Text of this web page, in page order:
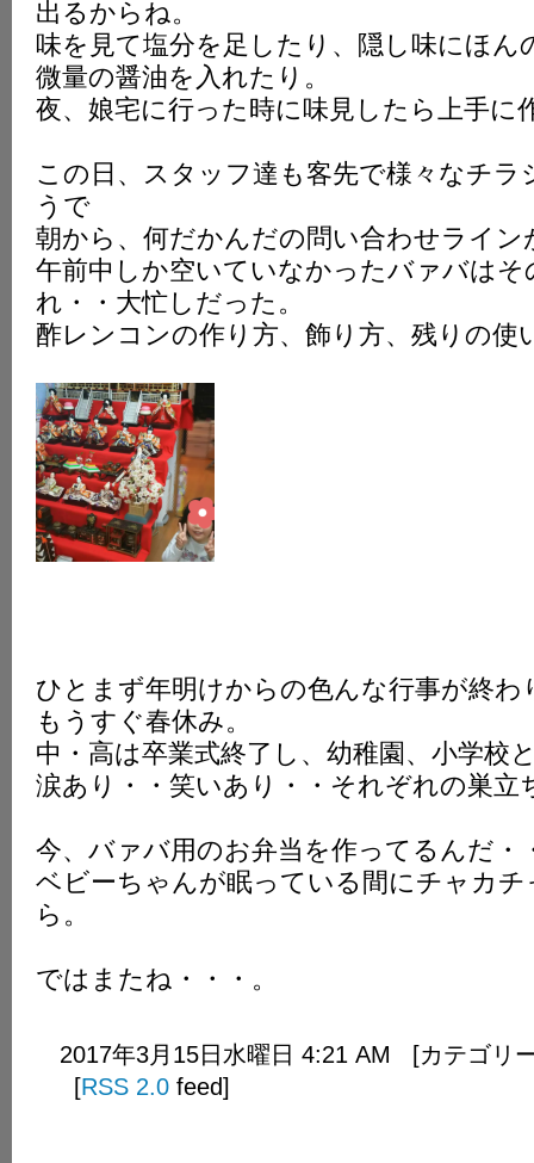
出るからね。
味を見て塩分を足したり、隠し味にほん
微量の醤油を入れたり。
夜、娘宅に行った時に味見したら上手
この日、スタッフ達も客先で様々なチラ
うで
朝から、何だかんだの問い合わせライン
午前中しか空いていなかったバァバはそ
れ・・大忙しだった。
酢レンコンの作り方、飾り方、残りの使
ひとまず年明けからの色んな行事が終わ
もうすぐ春休み。
中・高は卒業式終了し、幼稚園、小学校
涙あり・・笑いあり・・それぞれの巣立
今、バァバ用のお弁当を作ってるんだ・
ベビーちゃんが眠っている間にチャカ
ら。
ではまたね・・・。
2017年3月15日水曜日 4:21 AM [カテゴリ
[RSS 2.0 feed]